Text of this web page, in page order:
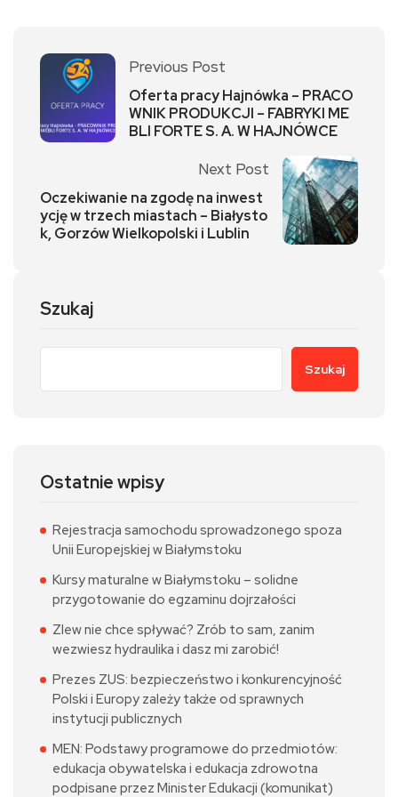
Previous Post
Oferta pracy Hajnówka – PRACO
WNIK PRODUKCJI – FABRYKI ME
BLI FORTE S. A. W HAJNÓWCE
Next Post
Oczekiwanie na zgodę na inwest
ycję w trzech miastach – Białysto
k, Gorzów Wielkopolski i Lublin
Szukaj
Szukaj
Ostatnie wpisy
Rejestracja samochodu sprowadzonego spoza
Unii Europejskiej w Białymstoku
Kursy maturalne w Białymstoku – solidne
przygotowanie do egzaminu dojrzałości
Zlew nie chce spływać? Zrób to sam, zanim
wezwiesz hydraulika i dasz mi zarobić!
Prezes ZUS: bezpieczeństwo i konkurencyjność
Polski i Europy zależy także od sprawnych
instytucji publicznych
MEN: Podstawy programowe do przedmiotów:
edukacja obywatelska i edukacja zdrowotna
podpisane przez Minister Edukacji (komunikat)